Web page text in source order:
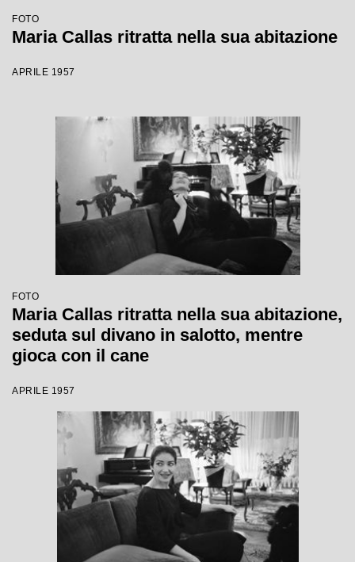
FOTO
Maria Callas ritratta nella sua abitazione
APRILE 1957
FOTO
Maria Callas ritratta nella sua abitazione,
seduta sul divano in salotto, mentre
gioca con il cane
APRILE 1957